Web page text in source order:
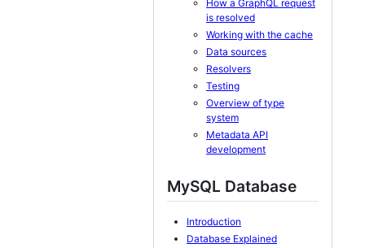
How a GraphQL request
is resolved
Working with the cache
Data sources
Resolvers
Testing
Overview of type
system
Metadata API
development
MySQL Database
Introduction
Database Explained